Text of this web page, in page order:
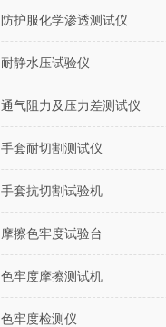
防护服化学渗透测试仪
耐静水压试验仪
通气阻力及压力差测试仪
手套耐切割测试仪
手套抗切割试验机
摩擦色牢度试验台
色牢度摩擦测试机
色牢度检测仪